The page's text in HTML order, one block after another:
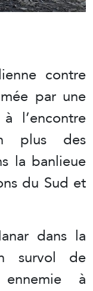
contre
par une
l’encontre
plus des
la banlieue
du Sud et
dans la
survol de
à